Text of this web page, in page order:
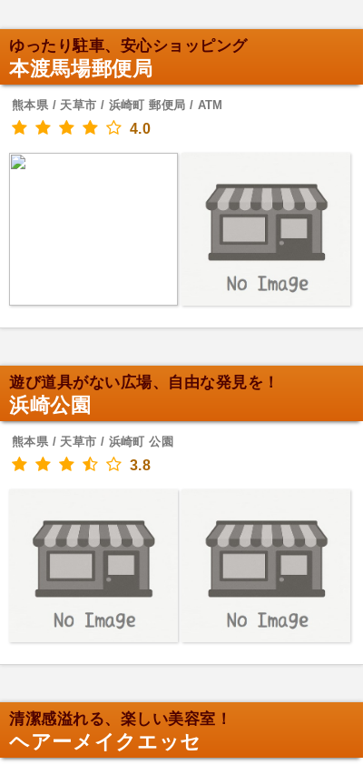
ゆったり駐車、安心ショッピング
本渡馬場郵便局
熊本県 / 天草市 / 浜崎町 郵便局 / ATM
4.0
遊び道具がない広場、自由な発見を！
浜崎公園
熊本県 / 天草市 / 浜崎町 公園
3.8
清潔感溢れる、楽しい美容室！
ヘアーメイクエッセ